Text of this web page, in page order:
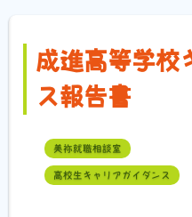
成進高等学校
ス報告書
美祢就職相談室
高校生キャリアガイダンス